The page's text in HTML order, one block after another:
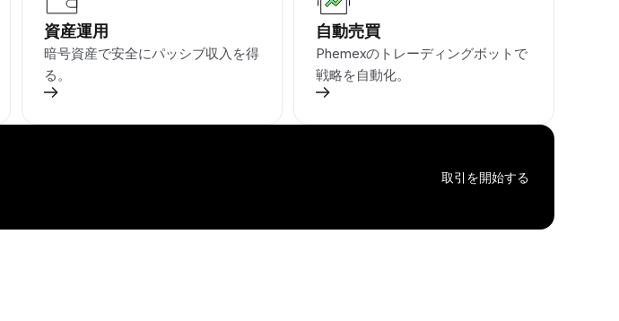
資産運用
暗号資産で安全にパッシブ収入を得
る。
自動売買
Phemexのトレーディングボットで
戦略を自動化。
取引を開始する